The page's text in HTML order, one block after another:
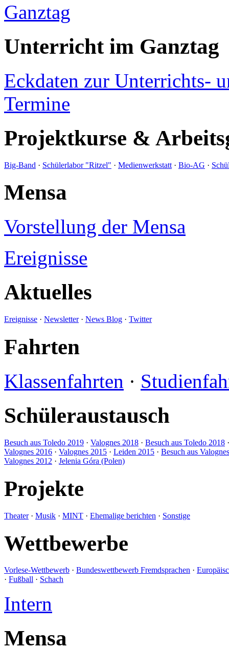
Ganztag
Unterricht im Ganztag
Eckdaten zur Unterrichts-
Termine
Projektkurse &
Big-Band · Schülerlabor "Ritzel" · Medienwerkstatt · Bio-AG ·
Mensa
Vorstellung der Mensa
Ereignisse
Aktuelles
Ereignisse · Newsletter· News Blog · Twitter
Fahrten
Klassenfahrten ·
Schüleraustausch
Besuch aus Toledo 2019 · Valognes 2018 · Besuch aus Toledo 2018
Valognes 2016 · Valognes 2015 · Leiden 2015 · Besuch aus
Valognes 2012 · Jelenia Góra (Polen)
Projekte
Theater· Musik · MINT · Ehemalige berichten · Sonstige
Wettbewerbe
Vorlese-Wettbewerb · Bundeswettbewerb Fremdsprachen ·
· Fußball · Schach
Intern
Mensa